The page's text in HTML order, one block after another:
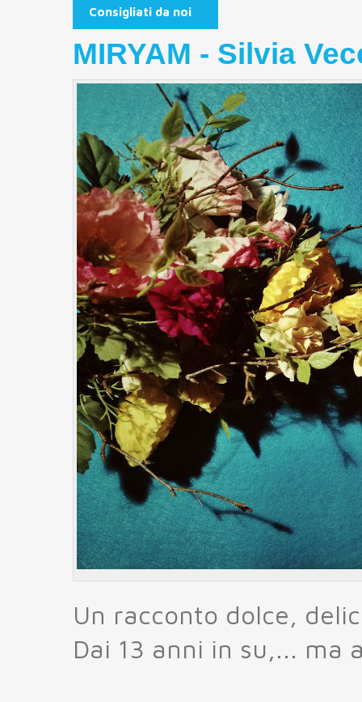
Consigliati da noi
MIRYAM - Silvia
Un racconto dolce,
Dai 13 anni in su,... ma